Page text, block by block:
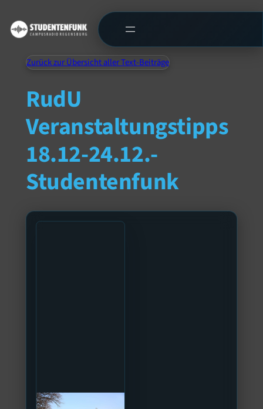
Zurück zur Übersicht aller Text-Beiträge
RudU
Veranstaltungstipps
18.12-24.12.-
Studentenfunk